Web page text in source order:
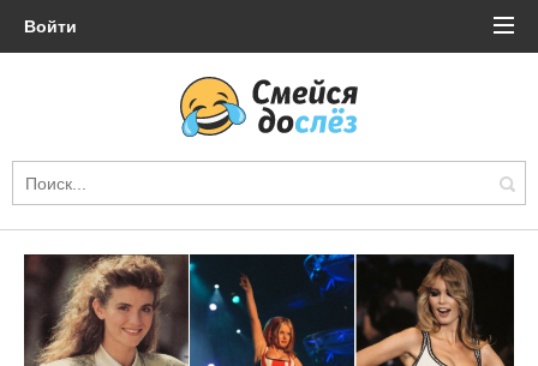
Войти